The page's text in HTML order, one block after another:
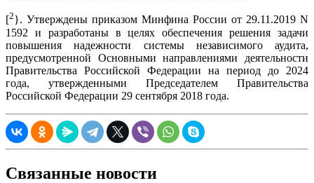
[2}. Утверждены приказом Минфина России от 29.11.2019 N
1592 и разработаны в целях обеспечения решения задачи
повышения надежности системы независимого аудита,
предусмотренной Основными направлениями деятельности
Правительства Российской Федерации на период до 2024
года, утвержденными Председателем Правительства
Российской Федерации 29 сентября 2018 года.
Связанные новости